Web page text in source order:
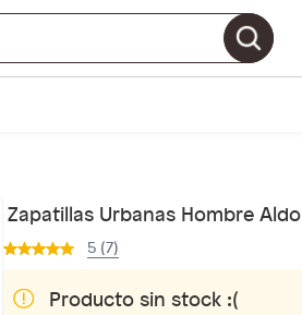
Zapatillas Urbanas Hombre Aldo
5 (7)
Producto sin stock :(